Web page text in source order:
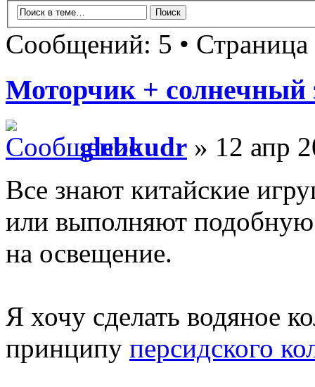
Сообщений: 5 • Страница
Моторчик + солнечный
glebkudr » 12 апр
Все знают китайские
или выполняют подобную
на освещение.
Я хочу сделать водяное
принципу персидского